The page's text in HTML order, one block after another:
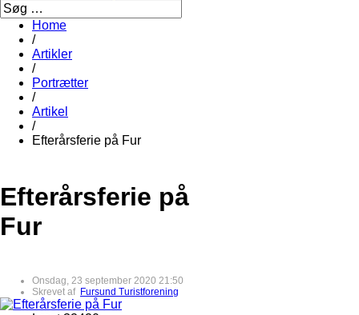
Home
/
Artikler
/
Portrætter
/
Artikel
/
Efterårsferie på Fur
Efterårsferie på
Fur
Onsdag, 23 september 2020 21:50
Skrevet af Fursund Turistforening